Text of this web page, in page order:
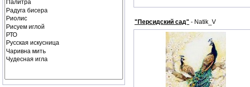
"Персидский сад" - Natik_V